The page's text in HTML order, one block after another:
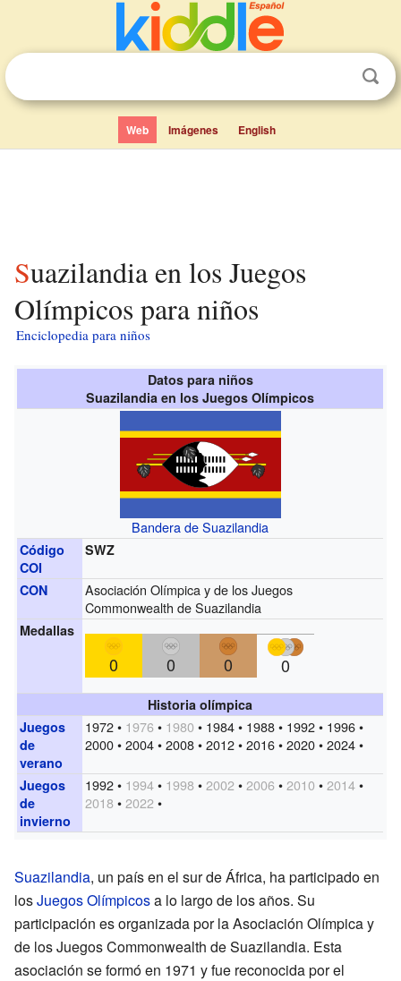
Web Imágenes English
Suazilandia en los Juegos
Olímpicos para niños
Enciclopedia para niños
Datos para niños
Suazilandia en los Juegos Olímpicos
Bandera de Suazilandia
Código
COI
SWZ
CON
Asociación Olímpica y de los Juegos
Commonwealth de Suazilandia
Medallas
0 0 0 0
Historia olímpica
Juegos
de
verano
1972 • 1976• 1980 • 1984 • 1988 • 1992 • 1996 •
2000 • 2004 • 2008 • 2012 • 2016 • 2020 • 2024 •
Juegos
de
invierno
1992 • 1994• 1998 • 2002 • 2006• 2010 • 2014•
2018 • 2022 •
Suazilandia, un país en el sur de África, ha participado en
losJuegos Olímpicosa lo largo de los años. Su
participación es organizada por la Asociación Olímpica y
de los Juegos Commonwealth de Suazilandia. Esta
asociación se formó en 1971 y fue reconocida por el